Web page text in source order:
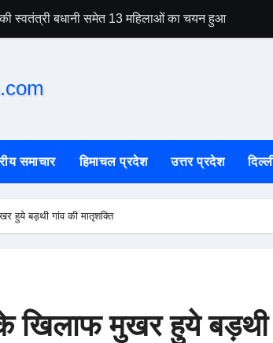
की स्वतंत्री बधानी समेत 13 महिलाओं का चयन हुआ
समाचार हिमाचल प्रदेश उत्तर प्रदेश
हुये बड़थी गांव की मातृशक्ति
खिलाफ मुखर हुये बड़थी